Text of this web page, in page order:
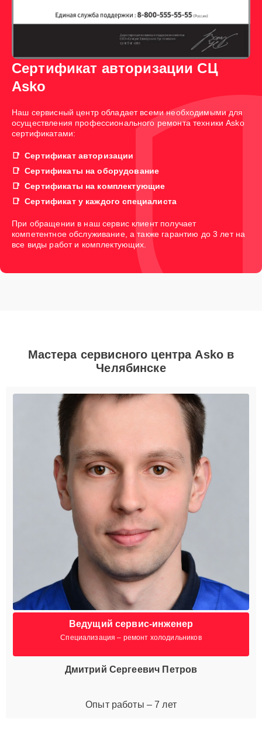
Сертификат авторизации СЦ
Asko
Наш сервисный центр обладает всеми необходимыми для
осуществления профессионального ремонта техники Asko
сертификатами:
Сертификат авторизации
Сертификаты на оборудование
Сертификаты на комплектующие
Сертификат у каждого специалиста
При обращении в наш сервис клиент получает
компетентное обслуживание, а также гарантию до 3 лет на
все виды работ и комплектующих.
Мастера сервисного центра Asko в
Челябинске
Ведущий сервис-инженер
Специализация – ремонт холодильников
Дмитрий Сергеевич Петров
Опыт работы – 7 лет